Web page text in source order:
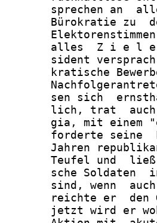
sprechen an
Bürokratie zu
alles  Z i e l
sident
kratische
sen sich
lich, trat
gia, mit einem
forderte seine
Jahren
Teufel und
sche Soldaten
sind, wenn
reichte er  den
jetzt wird er